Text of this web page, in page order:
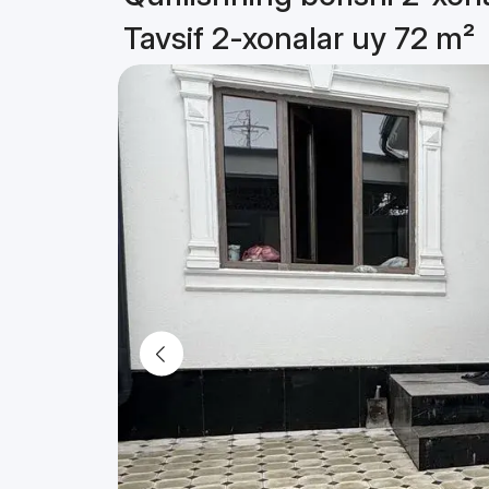
Tavsif 2-xonalar uy 72 m²